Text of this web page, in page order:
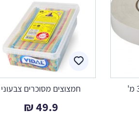
חמצוצים מסוכרים צבעוני
49.9
₪